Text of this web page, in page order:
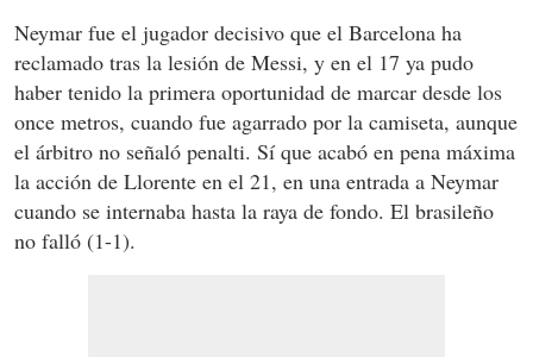
Neymar fue el jugador decisivo que el Barcelona ha
reclamado tras la lesión de Messi, y en el 17 ya pudo
haber tenido la primera oportunidad de marcar desde los
once metros, cuando fue agarrado por la camiseta, aunque
el árbitro no señaló penalti. Sí que acabó en pena máxima
la acción de Llorente en el 21, en una entrada a Neymar
cuando se internaba hasta la raya de fondo. El brasileño
no falló (1-1).